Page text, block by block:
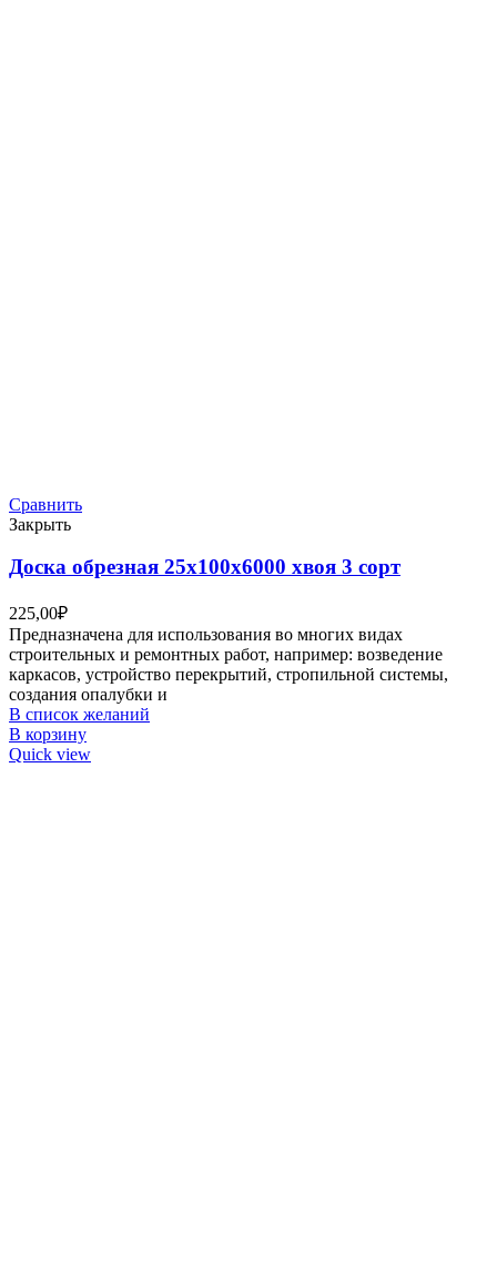
Сравнить
Закрыть
Доска обрезная 25х100х6000 хвоя 3 сорт
225,00₽
Предназначена для использования во многих видах
строительных и ремонтных работ, например: возведение
каркасов, устройство перекрытий, стропильной системы,
создания опалубки и
В список желаний
В корзину
Quick view